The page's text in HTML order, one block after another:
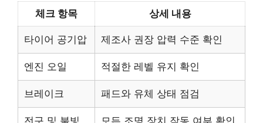
체크 항목 상세 내용
타이어 공기압 제조사 권장 압력 수준 확인
엔진 오일 적절한 레벨 유지 확인
브레이크 패드와 유체 상태 점검
전구 및 불빛 모든 조명 장치 작동 여부 확인